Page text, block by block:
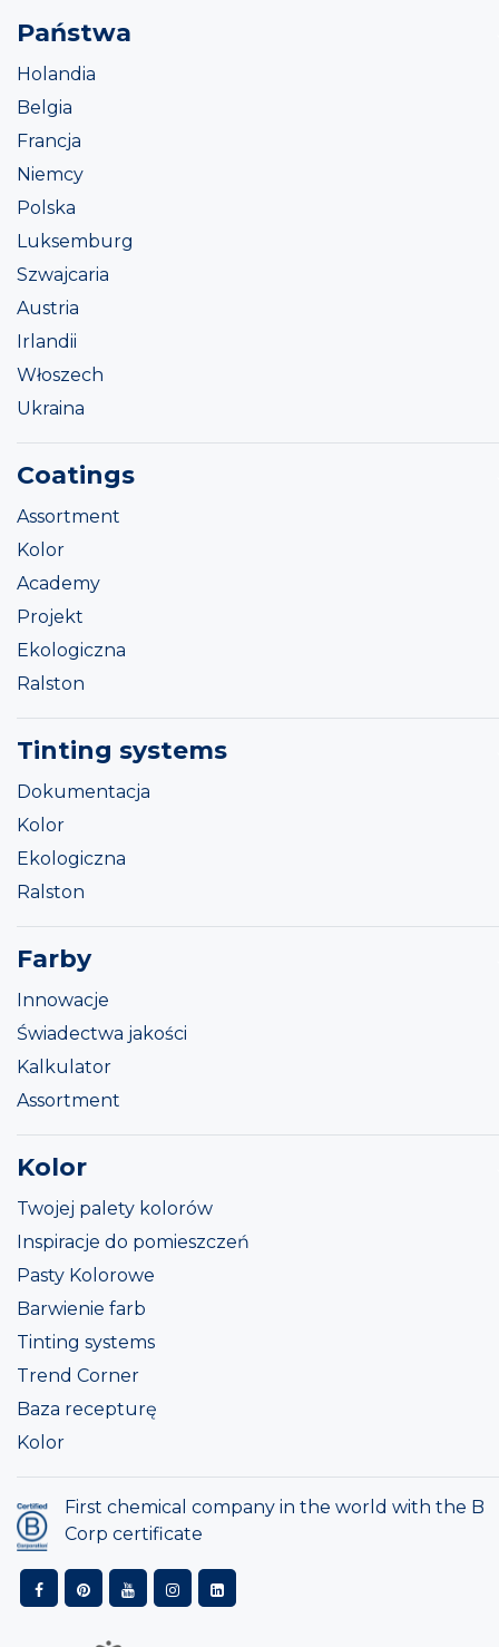
Państwa
Holandia
Belgia
Francja
Niemcy
Polska
Luksemburg
Szwajcaria
Austria
Irlandii
Włoszech
Ukraina
Coatings
Assortment
Kolor
Academy
Projekt
Ekologiczna
Ralston
Tinting systems
Dokumentacja
Kolor
Ekologiczna
Ralston
Farby
Innowacje
Świadectwa jakości
Kalkulator
Assortment
Kolor
Twojej palety kolorów
Inspiracje do pomieszczeń
Pasty Kolorowe
Barwienie farb
Tinting systems
Trend Corner
Baza recepturę
Kolor
First chemical company in the world with the B
Corp certificate